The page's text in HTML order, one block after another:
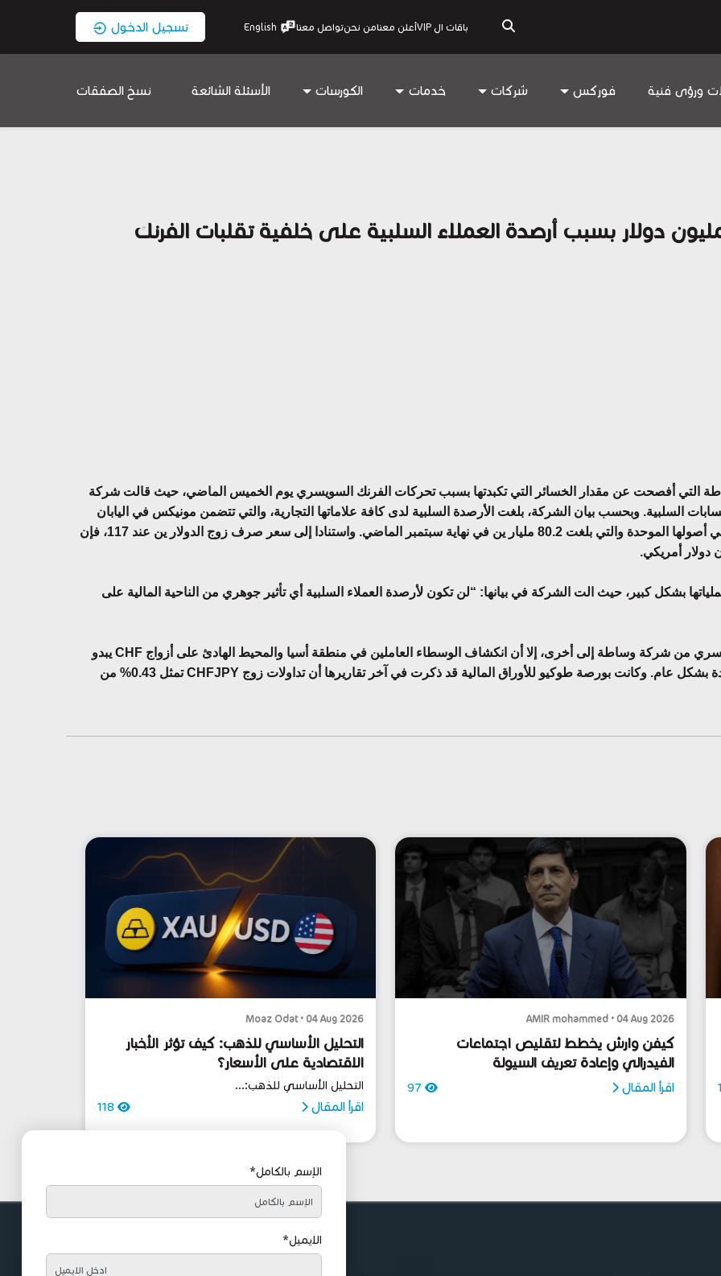
باقات ال VIP أعلن معنامن نحنتواصل معنا English تسجيل الدخول
ورؤى فنية فوركس شركات خدمات الكورسات الأسئلة الشائعة نسخ الصفقات
جروب تتكبد خسارة 1.3 مليون دولار بسبب أرصدة العملاء السلبية على خلفية تقلبات الفرنك
التي أفصحت عن مقدار الخسائر التي تكبدتها بسبب تحركات الفرنك السويسري يوم الخميس الماضي، حيث قالت شركة
السلبية. وبحسب بيان الشركة، بلغت الأرصدة السلبية لدى كافة علاماتها التجارية، والتي تتضمن مونيكس في اليابان
بالإضافة إلى Tradestation وIBFX، نحو 0.2% من صافي أصولها الموحدة والتي بلغت 80.2 مليار ين في نهاية سبتمبر الماضي. واستنادا إلى سعر صرف زوج الدولار ين عند 117، فإن
بشكل كبير، حيث الت الشركة في بيانها: “لن تكون لأرصدة العملاء السلبية أي تأثير جوهري من الناحية المالية على
في حين تتباين الآثار المترتبة على تحركات الفرنك السويسري من شركة وساطة إلى أخرى، إلا أن انكشاف الوسطاء العاملين في منطقة أسيا والمحيط الهادئ على أزواج CHF يبدو
أقل بكثير من نظيرتها العاملة في أوروبا والولايات المتحدة بشكل عام. وكانت بورصة طوكيو للأوراق المالية قد ذكرت في آخر تقاريرها أن تداولات زوج CHFJPY تمثل 0.43% من
AMIR mohammed • 04 Aug 2026
كيفن وارش يخطط لتقليص اجتماعات
الفيدرالي وإعادة تعريف السيولة
اقرأ المقال 97
Moaz Odat • 04 Aug 2026
التحليل الأساسي للذهب: كيف تؤثر الأخبار
الاقتصادية على الأسعار؟
التحليل الأساسي للذهب:...
اقرأ المقال 118
الإسم بالكامل*
الايميل*